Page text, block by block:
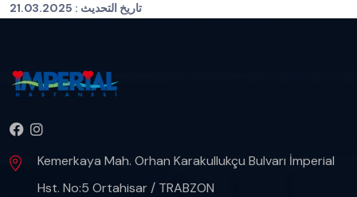
تاريخ التحديث : 21.03.2025
Kemerkaya Mah. Orhan Karakullukçu Bulvarı İmperial
Hst. No:5 Ortahisar / TRABZON